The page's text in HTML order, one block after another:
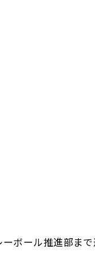
ボール推進部まで